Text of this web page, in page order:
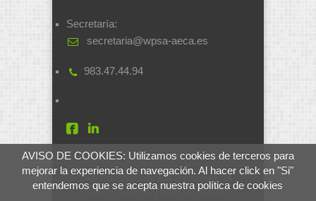
AVISO DE COOKIES: Utilizamos cookies de terceros para
mejorar la experiencia de navegación. Al hacer click en "Si"
entendemos que se acepta nuestra política de cookies
Secretaría:
secretaria@wpsa-aeca.es
983.47.44.94
AECA - Asociación Española de
Ciencia Avícola | WPSA - World's